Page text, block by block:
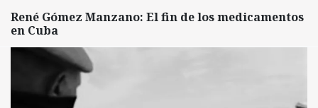
René Gómez Manzano: El fin de los medicamentos
en Cuba